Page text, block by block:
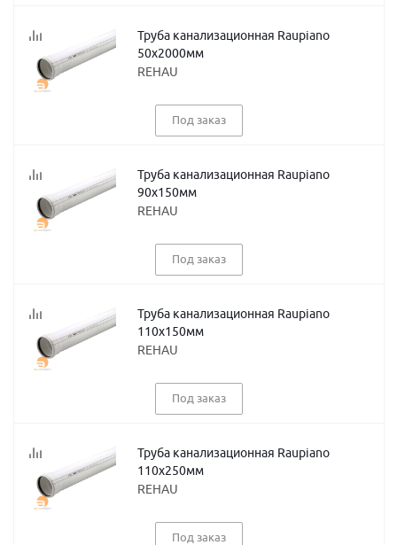
Труба канализационная Raupiano
50х2000мм
REHAU
Под заказ
Труба канализационная Raupiano
90х150мм
REHAU
Под заказ
Труба канализационная Raupiano
110х150мм
REHAU
Под заказ
Труба канализационная Raupiano
110х250мм
REHAU
Под заказ